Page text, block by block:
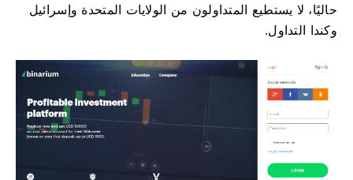
حاليًا، لا يستطيع المتداولون من الولايات المتحدة وإسرائيل
وكندا التداول.